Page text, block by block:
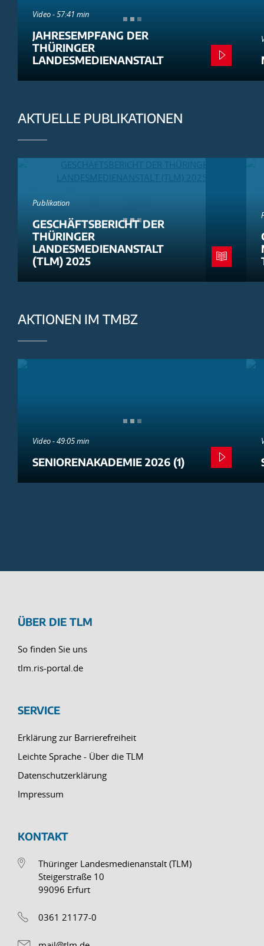
Video - 57:41 min
JAHRESEMPFANG DER
THÜRINGER
LANDESMEDIENANSTALT
AKTUELLE PUBLIKATIONEN
Publikation
GESCHÄFTSBERICHT DER
THÜRINGER
LANDESMEDIENANSTALT
(TLM) 2025
AKTIONEN IM TMBZ
Video - 49:05 min
SENIORENAKADEMIE 2026 (1)
ÜBER DIE TLM
So finden Sie uns
tlm.ris-portal.de
SERVICE
Erklärung zur Barrierefreiheit
Leichte Sprache - Über die TLM
Datenschutzerklärung
Impressum
KONTAKT
Thüringer Landesmedienanstalt (TLM)
Steigerstraße 10
99096 Erfurt
0361 21177-0